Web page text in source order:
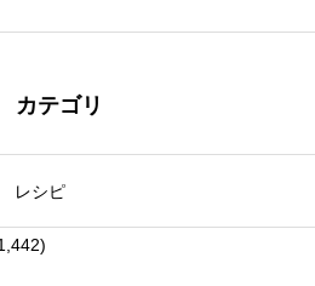
カテゴリ
レシピ